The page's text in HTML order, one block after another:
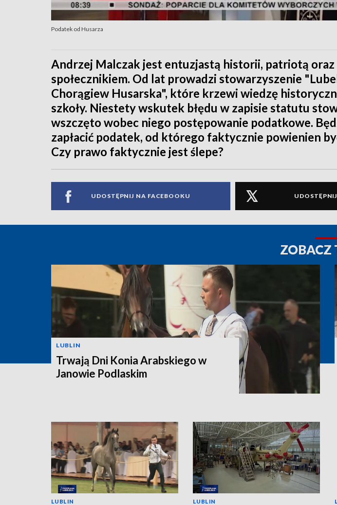
Podatek od Husarza
Andrzej Malczak jest entuzjastą historii, patriotą oraz
społecznikiem. Od lat prowadzi stowarzyszenie
Chorągiew Husarska", które krzewi wiedzę
szkoły. Niestety wskutek błędu w zapisie statutu
wszczęto wobec niego postępowanie podatkowe.
zapłacić podatek, od którego faktycznie powienien
Czy prawo faktycznie jest ślepe?
UDOSTĘPNIJ NA FACEBOOKU
ZOBACZ
LUBLIN
Trwają Dni Konia Arabskiego w
Janowie Podlaskim
LUBLIN LUBLIN